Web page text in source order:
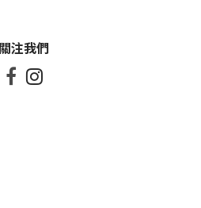
關注我們
 